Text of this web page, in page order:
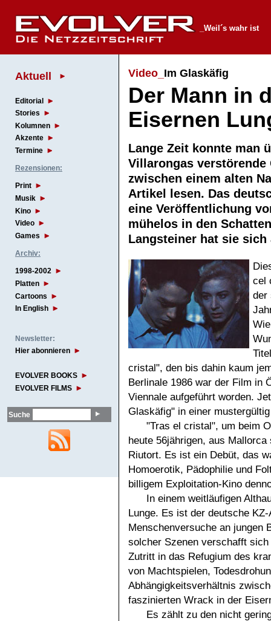
_Weil´s wahr ist
Aktuell
Editorial
Stories
Kolumnen
Akzente
Termine
Rezensionen:
Print
Musik
Kino
Video
Games
Archiv:
1998-2002
Platten
Cartoons
In English
Newsletter:
Hier abonnieren
EVOLVER BOOKS
EVOLVER FILMS
Suche
Video_ Im Glaskäfig
Der Mann in
Eisernen
Lange Zeit konnte man
Villarongas verstörende
zwischen einem alten
Artikel lesen. Das
eine Veröffentlichung
mühelos in den
Langsteiner hat sie
cel
der
cristal", den bis dahin kaum
Berlinale 1986 war der Film in
Viennale aufgeführt worden.
Glaskäfig" in einer
"Tras el cristal", um beim
heute 56jährigen, aus
Riutort. Es ist ein Debüt, das
Homoerotik, Pädophilie und
billigem Exploitation-Kino
In einem weitläufigen
Lunge. Es ist der deutsche
Menschenversuche an jungen
solcher Szenen verschafft
Zutritt in das Refugium des
von Machtspielen,
Abhängigkeitsverhältnis
faszinierten Wrack in der
Es zählt zu den nicht